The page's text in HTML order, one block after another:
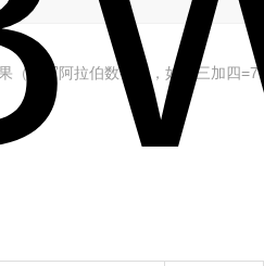
（填写阿拉伯数字），如：三加四=7